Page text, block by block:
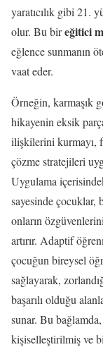
yaratıcılık gibi 21.
olur. Bu bireğitici
eğlence sunmanın
vaat eder.
Örneğin, karmaşık
hikayenin eksik
ilişkilerini kurmayı,
çözme stratejileri
Uygulama
sayesinde çocuklar,
onların
artırır. Adaptif
çocuğun bireysel
sağlayarak,
başarılı olduğu
sunar. Bu
kişiselleştirilmiş ve